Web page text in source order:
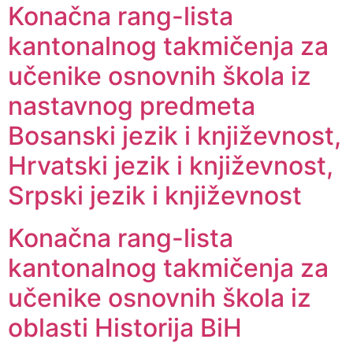
Konačna rang-lista
kantonalnog takmičenja za
učenike osnovnih škola iz
nastavnog predmeta
Bosanski jezik i književnost,
Hrvatski jezik i književnost,
Srpski jezik i književnost
Konačna rang-lista
kantonalnog takmičenja za
učenike osnovnih škola iz
oblasti Historija BiH